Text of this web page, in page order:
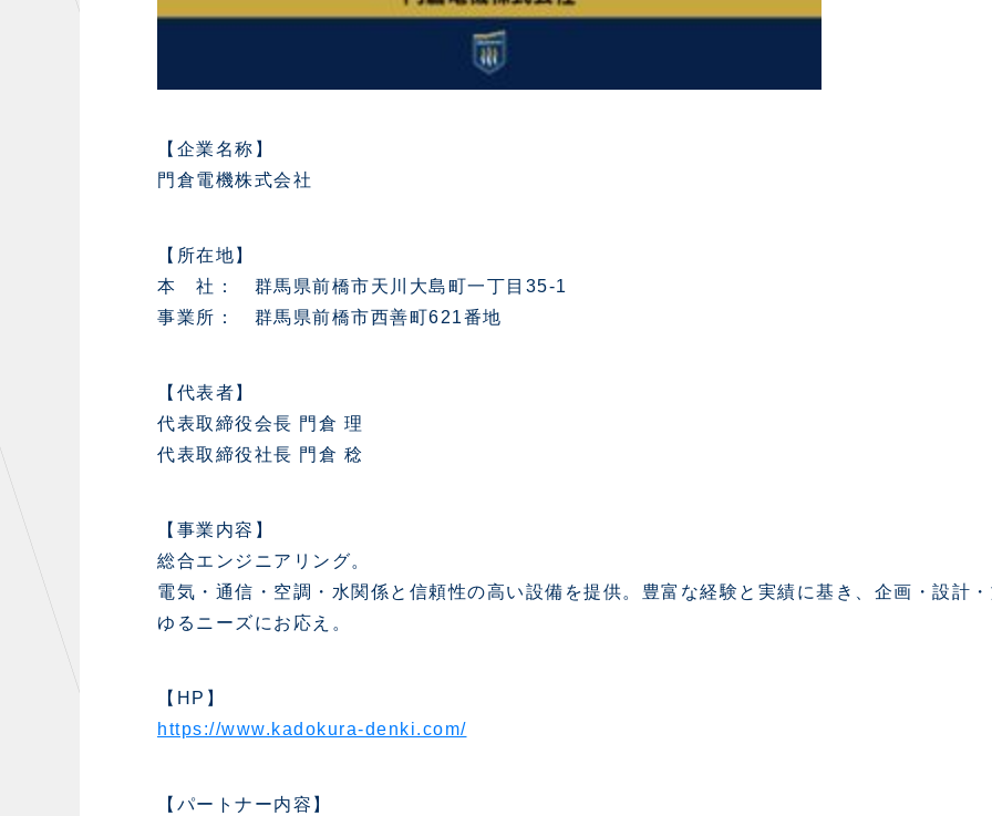
U-18
U-15
U-12
【企業名称】
門倉電機株式会社
【所在地】
本 社： 群馬県前橋市天川大島町一丁目35-1
事業所： 群馬県前橋市西善町621番地
【代表者】
代表取締役会長 門倉 理
代表取締役社長 門倉 稔
【事業内容】
総合エンジニアリング。
電気・通信・空調・水関係と信頼性の高い設備を提供。豊富な経験と実績に基き、企画・設計
ゆるニーズにお応え。
【HP】
https://www.kadokura-denki.com/
【パートナー内容】